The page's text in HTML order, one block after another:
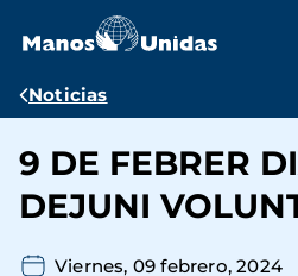
contenido
Ruta
navegación
Noticias
9 DE FEBRER
DEJUNI
Viernes, 09 febrero, 2024